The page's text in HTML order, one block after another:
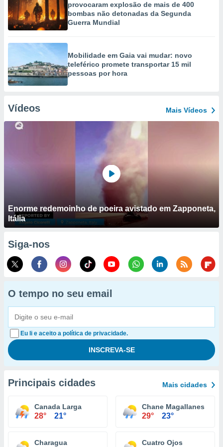
provocaram explosão de mais de 400
bombas não detonadas da Segunda
Guerra Mundial
Mobilidade em Gaia vai mudar: novo
teleférico promete transportar 15 mil
pessoas por hora
Vídeos Mais Vídeos
Enorme redemoinho de poeira avistado em Zapponeta,
Itália
Siga-nos
O tempo no seu email
Eu li e aceito a política de privacidade.
Principais cidades Mais cidades
Canada Larga
28° 21°
Chane Magallanes
29° 23°
Charagua Cuatro Ojos